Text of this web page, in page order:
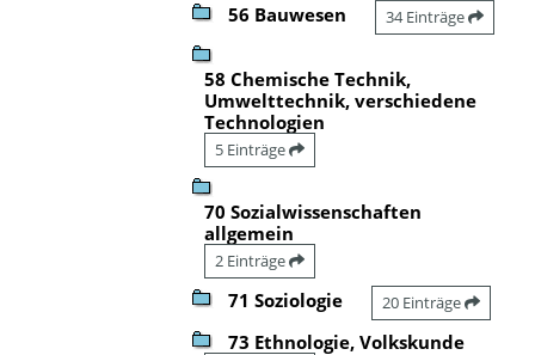
56 Bauwesen 34 Einträge
58 Chemische Technik,
Umwelttechnik, verschiedene
Technologien
5 Einträge
70 Sozialwissenschaften
allgemein
2 Einträge
71 Soziologie 20 Einträge
73 Ethnologie, Volkskunde